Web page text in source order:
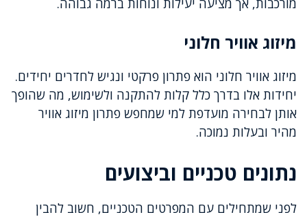
מיזוג אוויר חלוני
מיזוג אוויר חלוני הוא פתרון פרקטי ונגיש לחדרים יחידים.
יחידות אלו בדרך כלל קלות להתקנה ולשימוש, מה שהופך
אותן לבחירה מועדפת למי שמחפש פתרון מיזוג אוויר
מהיר ובעלות נמוכה.
נתונים טכניים וביצועים
לפני שמתחילים עם המפרטים הטכניים, חשוב להבין